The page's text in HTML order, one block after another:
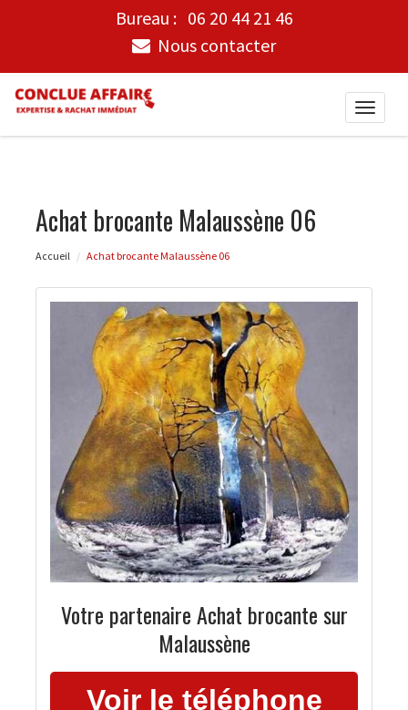
Bureau : 06 20 44 21 46
Nous contacter
Toggle
Achat brocante Malaussène 06
Accueil Achat brocante Malaussène 06
Votre partenaire Achat brocante sur
Malaussène